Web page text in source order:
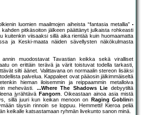
luomien maailmojen aiheista “fantasia metallia”
pitkäsoiton jälkeen päättänyt julkaista rohkeasti
kuitenkin viisaaksi sillä aika rientää kuin huomaamatta
ja Keski-maata näiden sävellysten näkökulmasta
muodostavat Tavastian keikka sekä viralliset
on erittäin terävä ja värit toistuvat todella tarkasti,
silti äänet. Valittavana on normaalin stereon lisäksi
palvelua. Kappaleet ovat pääosin jälkimmäiseltä
hieman iloisemmin ja reippaammin metalloiva
mehevästi. ...Where The Shadows Lie debyytiltä
jyrähtävä Fangorn. Oikeastaan ainoa asia mistä
sillä juuri kun keikan menoon on
Raging Goblinin
täysin rinnoin se loppuu. Hemmetti! Kieroa peliä
keikalle katsastamaan ryhmän livekunto sanon minä.